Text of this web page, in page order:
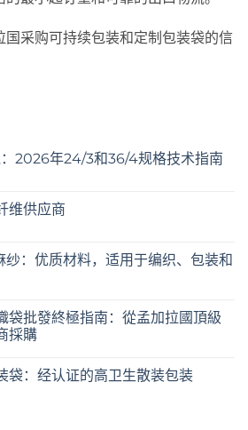
国采购可持续包装和定制包装袋的信
2026年24/3和36/4规格技术指南
维供应商
：优质材料，适用于编织、包装和
袋批發終極指南：從孟加拉國頂級
採購
袋：经认证的高卫生散装包装